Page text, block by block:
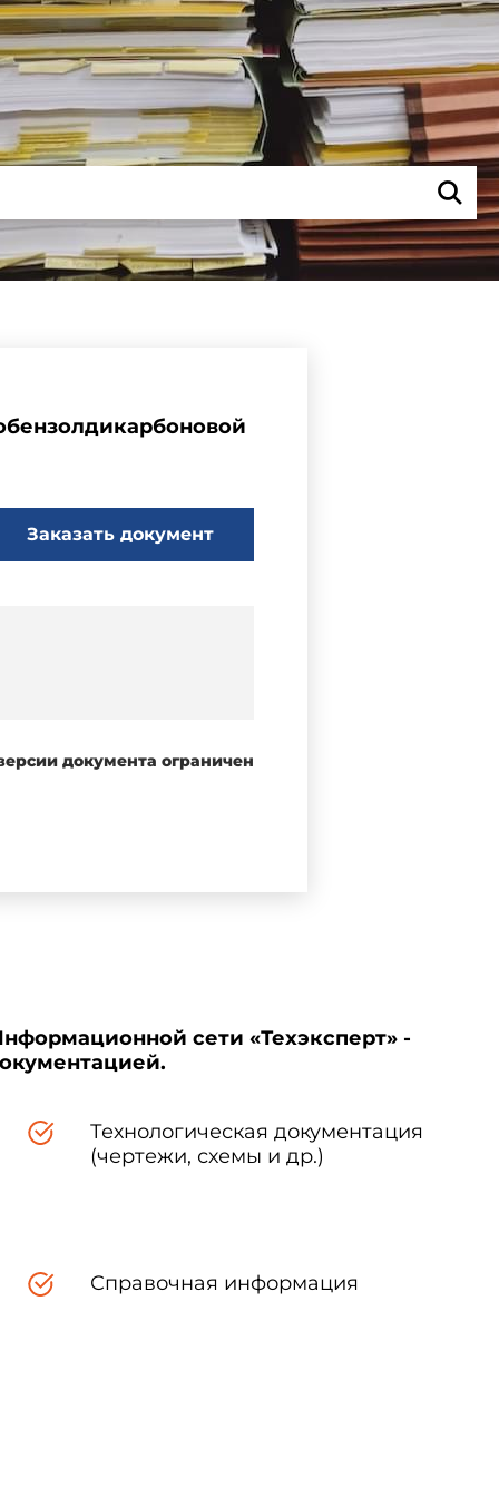
Заказать документ
документа ограничен
сети «Техэксперт» -
Технологическая документация
(чертежи, схемы и др.)
Справочная информация